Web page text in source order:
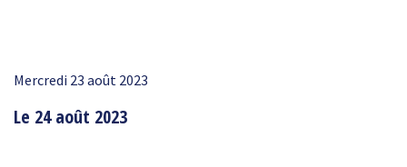
Mercredi 23 août 2023
Le 24 août 2023